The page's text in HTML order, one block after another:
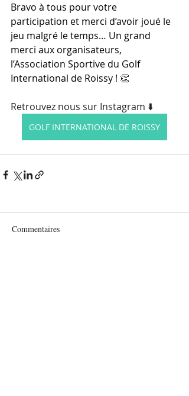
Bravo à tous pour votre
participation et merci d’avoir joué le
jeu malgré le temps… Un grand
merci aux organisateurs,
l’Association Sportive du Golf
International de Roissy ! 👏
Retrouvez nous sur Instagram ⬇️
GOLF INTERNATIONAL DE ROISSY
Commentaires